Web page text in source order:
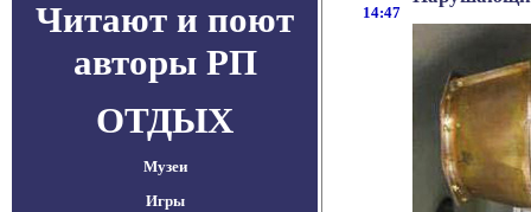
Читают и поют
авторы РП
ОТДЫХ
Музеи
Игры
14:47